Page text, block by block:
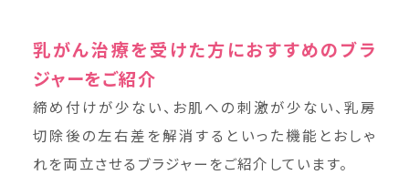
乳がん治療を受けた方におすすめのブラ
ジャーをご紹介
締め付けが少ない、お肌への刺激が少ない、乳房
切除後の左右差を解消するといった機能とおしゃ
れを両立させるブラジャーをご紹介しています。